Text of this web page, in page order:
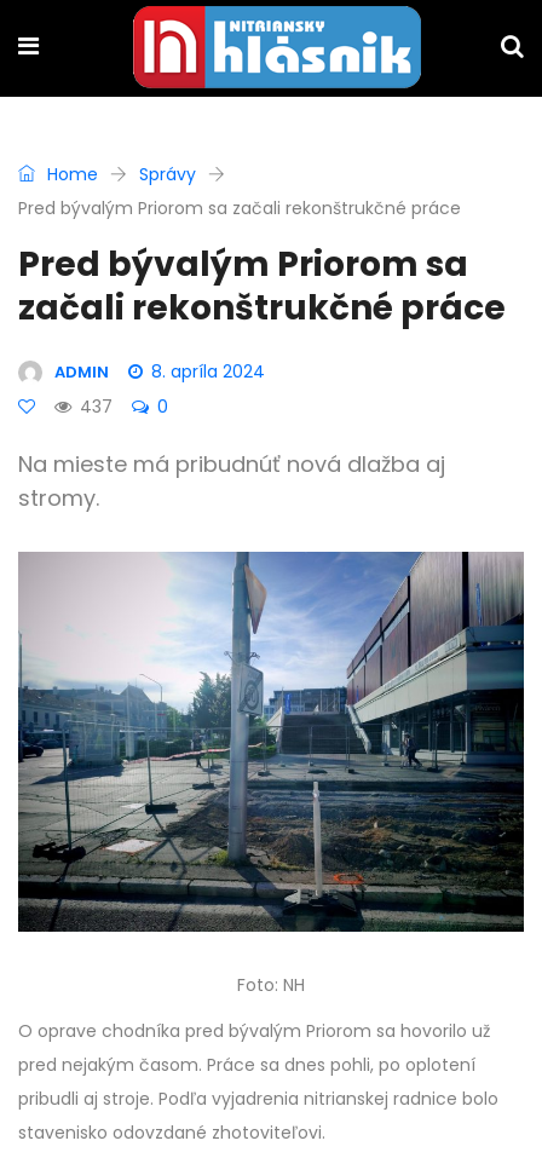
Home
Správy
Pred bývalým Priorom sa začali rekonštrukčné práce
Pred bývalým Priorom sa
začali rekonštrukčné práce
ADMIN
8. apríla 2024
437
0
Na mieste má pribudnúť nová dlažba aj
stromy.
Foto: NH
O oprave chodníka pred bývalým Priorom sa hovorilo už
pred nejakým časom. Práce sa dnes pohli, po oplotení
pribudli aj stroje. Podľa vyjadrenia nitrianskej radnice bolo
stavenisko odovzdané zhotoviteľovi.